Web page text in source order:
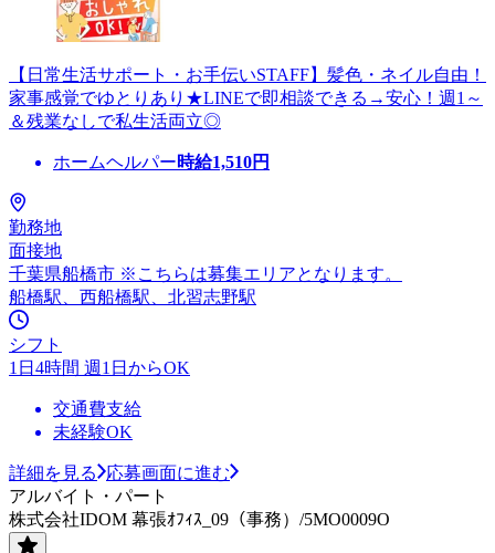
【日常生活サポート・お手伝いSTAFF】髪色・ネイル自由！
家事感覚でゆとりあり★LINEで即相談できる→安心！週1～
＆残業なしで私生活両立◎
ホームヘルパー時給1,510円
勤務地
面接地
千葉県船橋市 ※こちらは募集エリアとなります。
船橋駅、西船橋駅、北習志野駅
シフト
1日4時間 週1日からOK
交通費支給
未経験OK
詳細を見る
応募画面に進む
アルバイト・パート
株式会社IDOM 幕張ｵﾌｨｽ_09（事務）/5MO0009O